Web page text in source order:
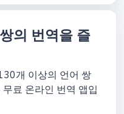
의 번역을 즐
개 이상의 언어 쌍
료 온라인 번역 앱입